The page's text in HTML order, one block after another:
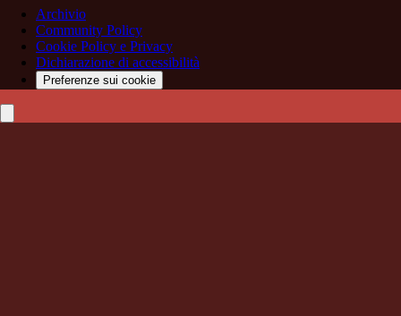
Archivio
Community Policy
Cookie Policy e Privacy
Dichiarazione di accessibilità
Preferenze sui cookie